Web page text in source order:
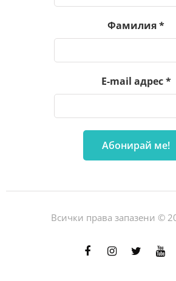
Фамилия*
E-mail адрес*
Всички права запазени ©